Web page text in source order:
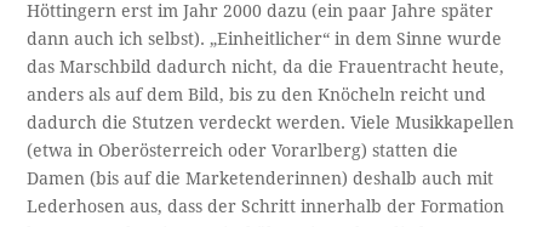
Höttingern erst im Jahr 2000 dazu (ein paar Jahre später
dann auch ich selbst). „Einheitlicher“ in dem Sinne wurde
das Marschbild dadurch nicht, da die Frauentracht heute,
anders als auf dem Bild, bis zu den Knöcheln reicht und
dadurch die Stutzen verdeckt werden. Viele Musikkapellen
(etwa in Oberösterreich oder Vorarlberg) statten die
Damen (bis auf die Marketenderinnen) deshalb auch mit
Lederhosen aus, dass der Schritt innerhalb der Formation